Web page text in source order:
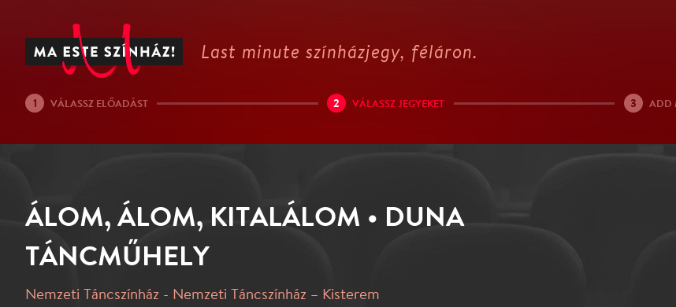
Last minute színházjegy, féláron.
1 VÁLASSZ ELŐADÁST 2 VÁLASSZ JEGYEKET 3 ADD
ÁLOM, ÁLOM, KITALÁLOM • DUNA
TÁNCMŰHELY
Nemzeti Táncszínház - Nemzeti Táncszínház – Kisterem